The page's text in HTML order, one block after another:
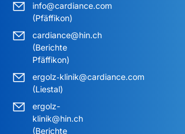
info@cardiance.com
(Pfäffikon)
cardiance@hin.ch
(Berichte
Pfäffikon)
ergolz‑klinik@cardiance.com
(Liestal)
ergolz-
klinik@hin.ch
(Berichte